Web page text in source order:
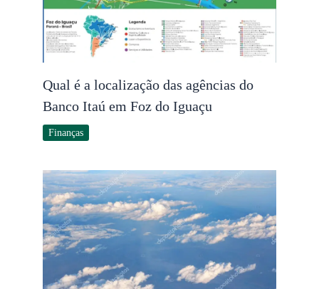
Qual é a localização das agências do
Banco Itaú em Foz do Iguaçu
Finanças